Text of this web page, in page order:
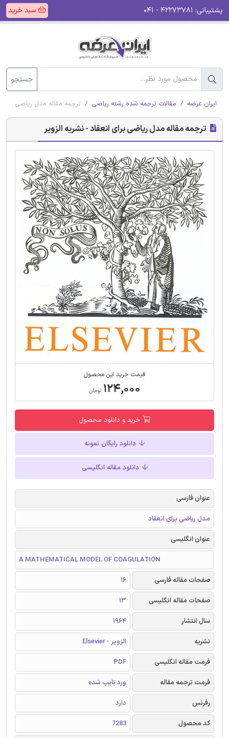
پشتیبانی: سبد خرید
جستجو
ایران عرضه مقالات ترجمه شده رشته ریاضی ترجمه مقاله مدل ریاضی برای
ترجمه مقاله مدل ریاضی برای انعقاد - نشریه الزویر
قیمت خرید این محصول
۱۲۴,۰۰۰ تومان
خرید و دانلود محصول
دانلود رایگان نمونه
دانلود مقاله انگلیسی
عنوان فارسی
مدل ریاضی برای انعقاد
عنوان انگلیسی
A MATHEMATICAL MODEL OF COAGULATION
صفحات مقاله فارسی
16
صفحات مقاله انگلیسی
13
سال انتشار
1964
نشریه
الزویر - Elsevier
فرمت مقاله انگلیسی
PDF
فرمت ترجمه مقاله
ورد تایپ شده
رفرنس
دارد
کد محصول
7283